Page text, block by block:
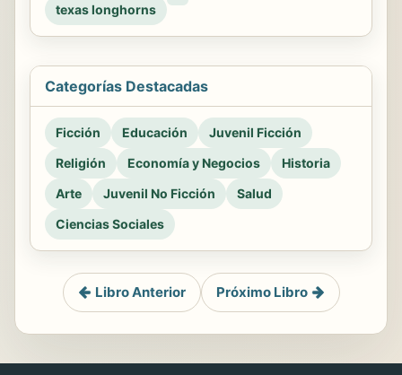
texas longhorns
Categorías Destacadas
Ficción Educación
Juvenil Ficción
Religión
Economía y Negocios
Historia
Arte
Juvenil No Ficción
Salud
Ciencias Sociales
Libro Anterior Próximo Libro